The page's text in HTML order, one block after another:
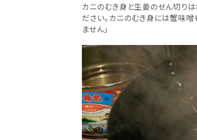
カニのむき身と生姜のせん切りは
ださい。カニのむき身には蟹味噌
ません」